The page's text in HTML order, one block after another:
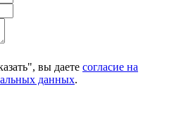
", вы даете согласие на
данных.